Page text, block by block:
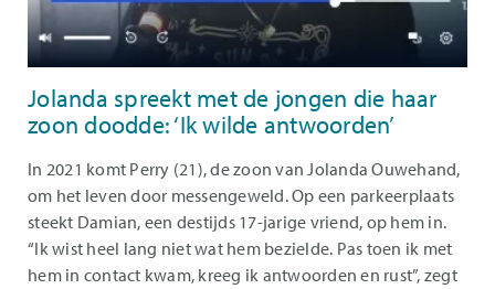
Jolanda spreekt met de jongen die haar
zoon doodde: ‘Ik wilde antwoorden’
In 2021 komt Perry (21), de zoon van Jolanda Ouwehand,
om het leven door messengeweld. Op een parkeerplaats
steekt Damian, een destijds 17-jarige vriend, op hem in.
“Ik wist heel lang niet wat hem bezielde. Pas toen ik met
hem in contact kwam, kreeg ik antwoorden en rust”, zegt